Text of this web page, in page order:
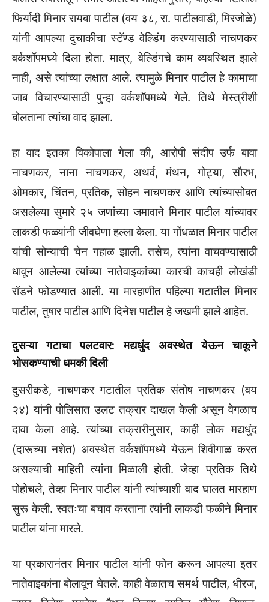
फिर्यादी मिनार रायबा पाटील (वय ३८, रा. पाटीलवाडी, मिरजोळे)
यांनी आपल्या दुचाकीचा स्टॅण्ड वेल्डिंग करण्यासाठी नाचणकर
वर्कशॉपमध्ये दिला होता. मात्र, वेल्डिंगचे काम व्यवस्थित झाले
नाही, असे त्यांच्या लक्षात आले. त्यामुळे मिनार पाटील हे कामाचा
जाब विचारण्यासाठी पुन्हा वर्कशॉपमध्ये गेले. तिथे मेस्त्रीशी
बोलताना त्यांचा वाद झाला.
हा वाद इतका विकोपाला गेला की, आरोपी संदीप उर्फ बावा
नाचणकर, नाना नाचणकर, अथर्व, मंथन, गोट्या, सौरभ,
ओमकार, चिंतन, प्रतिक, सोहन नाचणकर आणि त्यांच्यासोबत
असलेल्या सुमारे २५ जणांच्या जमावाने मिनार पाटील यांच्यावर
लाकडी फळ्यांनी जीवघेणा हल्ला केला. या गोंधळात मिनार पाटील
यांची सोन्याची चेन गहाळ झाली. तसेच, त्यांना वाचवण्यासाठी
धावून आलेल्या त्यांच्या नातेवाइकांच्या कारची काचही लोखंडी
रॉडने फोडण्यात आली. या मारहाणीत पहिल्या गटातील मिनार
पाटील, तुषार पाटील आणि दिनेश पाटील हे जखमी झाले आहेत.
दुसऱ्या गटाचा पलटवार: मद्यधुंद अवस्थेत येऊन चाकूने
भोसकण्याची धमकी दिली
दुसरीकडे, नाचणकर गटातील प्रतिक संतोष नाचणकर (वय
२४) यांनी पोलिसात उलट तक्रार दाखल केली असून वेगळाच
दावा केला आहे. त्यांच्या तक्रारीनुसार, काही लोक मद्यधुंद
(दारूच्या नशेत) अवस्थेत वर्कशॉपमध्ये येऊन शिवीगाळ करत
असल्याची माहिती त्यांना मिळाली होती. जेव्हा प्रतिक तिथे
पोहोचले, तेव्हा मिनार पाटील यांनी त्यांच्याशी वाद घालत मारहाण
सुरू केली. स्वतःचा बचाव करताना त्यांनी लाकडी फळीने मिनार
पाटील यांना मारले.
या प्रकारानंतर मिनार पाटील यांनी फोन करून आपल्या इतर
नातेवाइकांना बोलावून घेतले. काही वेळातच समर्थ पाटील, धीरज,